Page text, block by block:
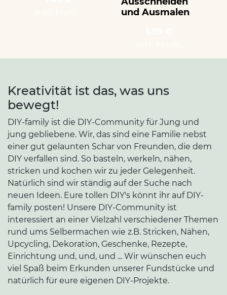
und Ausmalen
Kreativität ist das, was uns
bewegt!
DIY-family ist die DIY-Community für Jung und
jung gebliebene. Wir, das sind eine Familie nebst
einer gut gelaunten Schar von Freunden, die dem
DIY verfallen sind. So basteln, werkeln, nähen,
stricken und kochen wir zu jeder Gelegenheit.
Natürlich sind wir ständig auf der Suche nach
neuen Ideen. Eure tollen DIY's könnt ihr auf DIY-
family posten! Unsere DIY-Community ist
interessiert an einer Vielzahl verschiedener Themen
rund ums Selbermachen wie z.B. Stricken, Nähen,
Upcycling, Dekoration, Geschenke, Rezepte,
Einrichtung und, und, und ... Wir wünschen euch
viel Spaß beim Erkunden unserer Fundstücke und
natürlich für eure eigenen DIY-Projekte.